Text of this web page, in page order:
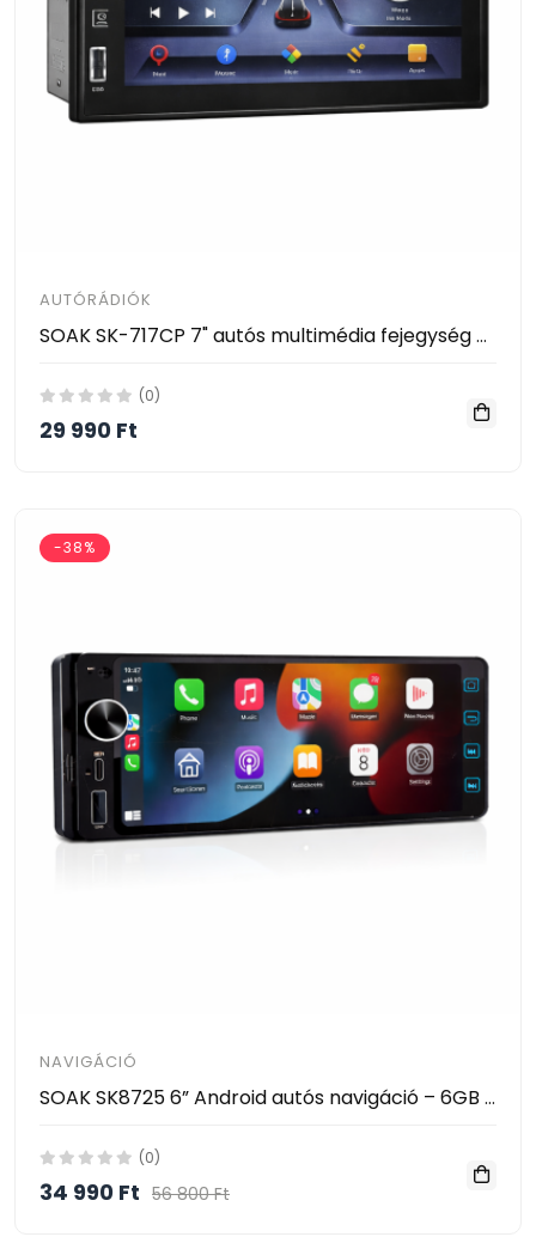
AUTÓRÁDIÓK
SOAK SK-717CP 7" autós multimédia fejegység – 4GB RAM, GPS, Android Auto / CarPlay
(0)
29 990 Ft
-38%
NAVIGÁCIÓ
SOAK SK8725 6” Android autós navigáció – 6GB RAM, WiFi, GPS, Android Auto, CarPlay
(0)
34 990 Ft 56 800 Ft